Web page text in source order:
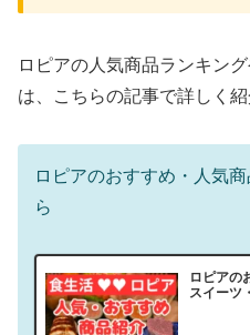
ロピアの人気商品ランキン
は、こちらの記事で詳しく紹
ロピアのおすすめ・人気
ら
ロピアの
スイーツ